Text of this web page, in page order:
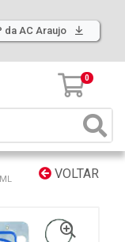
da AC Araujo
0
VOLTAR